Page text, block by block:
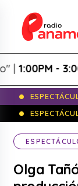
- 3:00PM
Olga